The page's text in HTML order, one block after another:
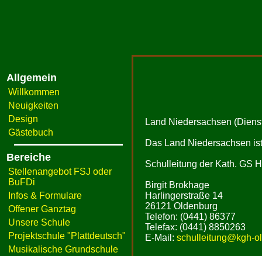
Allgemein
Willkommen
Neuigkeiten
Design
Gästebuch
Bereiche
Stellenangebot FSJ oder
BuFDi
Infos & Formulare
Offener Ganztag
Unsere Schule
Projektschule "Plattdeutsch"
Musikalische Grundschule
Land Niedersachsen
Das Land Niedersachsen
Schulleitung der Kath. GS
Birgit Brokhage
Harlingerstraße 14
26121 Oldenburg
Telefon: (0441) 86377
Telefax: (0441) 8850263
E-Mail: schulleitung@kgh-